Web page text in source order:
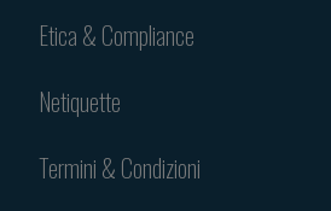
Etica & Compliance
Netiquette
Termini & Condizioni